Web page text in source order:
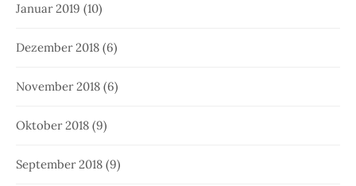
Januar 2019 (10)
Dezember 2018 (6)
November 2018 (6)
Oktober 2018 (9)
September 2018 (9)